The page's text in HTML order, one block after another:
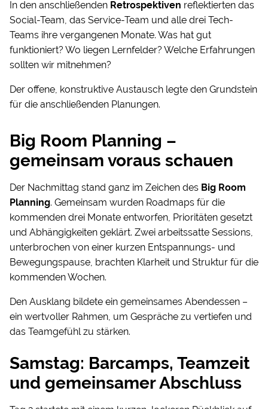
In den anschließenden Retrospektiven reflektierten das
Social-Team, das Service-Team und alle drei Tech-
Teams ihre vergangenen Monate. Was hat gut
funktioniert? Wo liegen Lernfelder? Welche Erfahrungen
sollten wir mitnehmen?
Der offene, konstruktive Austausch legte den Grundstein
für die anschließenden Planungen.
Big Room Planning –
gemeinsam voraus schauen
Der Nachmittag stand ganz im Zeichen des Big Room
Planning. Gemeinsam wurden Roadmaps für die
kommenden drei Monate entworfen, Prioritäten gesetzt
und Abhängigkeiten geklärt. Zwei arbeitssatte Sessions,
unterbrochen von einer kurzen Entspannungs- und
Bewegungspause, brachten Klarheit und Struktur für die
kommenden Wochen.
Den Ausklang bildete ein gemeinsames Abendessen –
ein wertvoller Rahmen, um Gespräche zu vertiefen und
das Teamgefühl zu stärken.
Samstag: Barcamps, Teamzeit
und gemeinsamer Abschluss